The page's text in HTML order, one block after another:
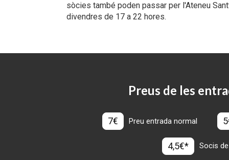
sòcies també poden passar per l'Ateneu
divendres de 17 a 22 hores.
Preus de les
7€ Preu entrada normal
4,5€* Socis